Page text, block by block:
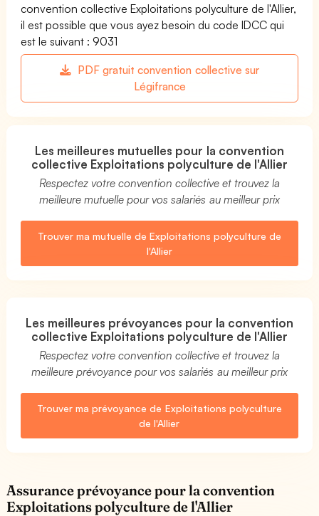
convention collective Exploitations polyculture de l'Allier,
il est possible que vous ayez besoin du code IDCC qui
est le suivant : 9031
PDF gratuit convention collective sur
Légifrance
Les meilleures mutuelles pour la convention
collective Exploitations polyculture de l'Allier
Respectez votre convention collective et trouvez la
meilleure mutuelle pour vos salariés au meilleur prix
Trouver ma mutuelle de Exploitations polyculture de
l'Allier
Les meilleures prévoyances pour la convention
collective Exploitations polyculture de l'Allier
Respectez votre convention collective et trouvez la
meilleure prévoyance pour vos salariés au meilleur prix
Trouver ma prévoyance de Exploitations polyculture
de l'Allier
Assurance prévoyance pour la convention
Exploitations polyculture de l'Allier